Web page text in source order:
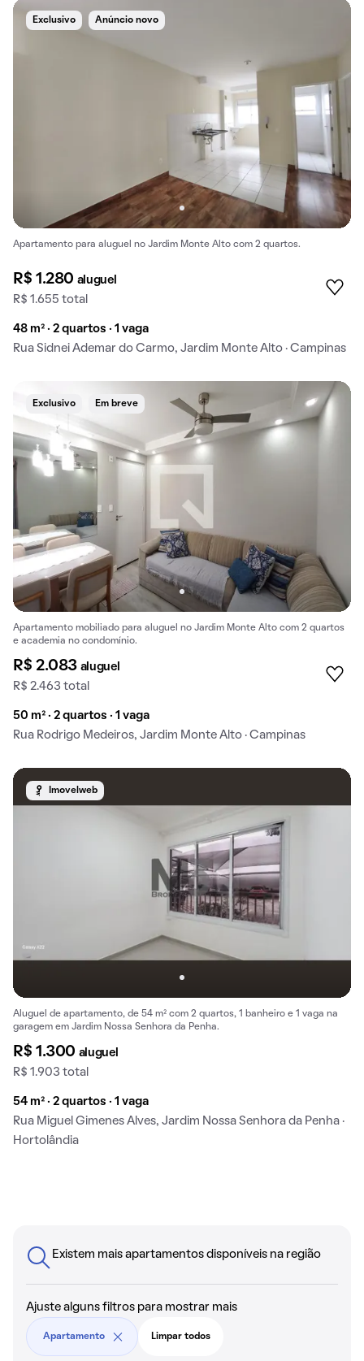
Exclusivo Anúncio novo
Apartamento para aluguel no Jardim Monte Alto com 2 quartos.
R$ 1.280 aluguel
R$ 1.655 total
48 m² · 2 quartos · 1 vaga
Rua Sidnei Ademar do Carmo, Jardim Monte Alto · Campinas
Exclusivo Em breve
Apartamento mobiliado para aluguel no Jardim Monte Alto com 2 quartos
e academia no condomínio.
R$ 2.083 aluguel
R$ 2.463 total
50 m² · 2 quartos · 1 vaga
Rua Rodrigo Medeiros, Jardim Monte Alto · Campinas
Imovelweb
Aluguel de apartamento, de 54 m² com 2 quartos, 1 banheiro e 1 vaga na
garagem em Jardim Nossa Senhora da Penha.
R$ 1.300 aluguel
R$ 1.903 total
54 m² · 2 quartos · 1 vaga
Rua Miguel Gimenes Alves, Jardim Nossa Senhora da Penha ·
Hortolândia
Existem mais apartamentos disponíveis na região
Ajuste alguns filtros para mostrar mais
Apartamento Limpar todos